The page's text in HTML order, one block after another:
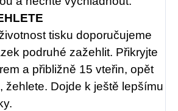
tisku doporučujeme
podruhé zažehlit. Přikryjte
a přibližně 15 vteřin, opět
žehlete. Dojde k ještě lepšímu